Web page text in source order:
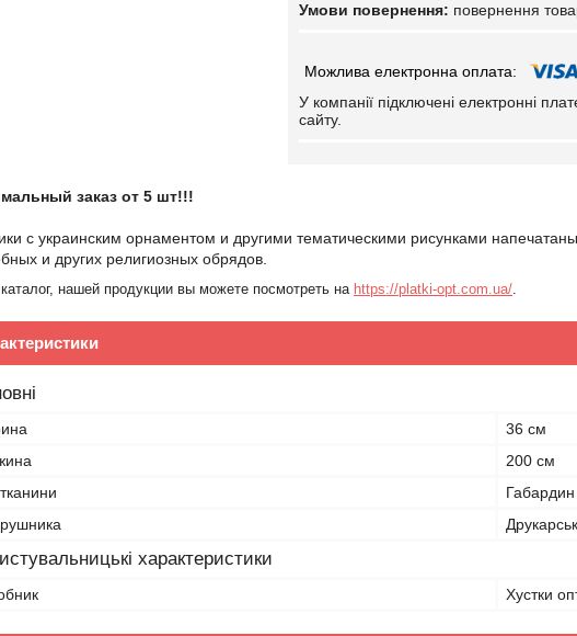
повернення
У компанії підключені електронні
сайту.
заказ от 5 шт!!!
с украинским орнаментом и другими тематическими рисунками
и других религиозных обрядов.
нашей продукции вы можете посмотреть на https://platki-opt.com.ua/.
36 см
200 см
Габардин
характеристики
Хустки